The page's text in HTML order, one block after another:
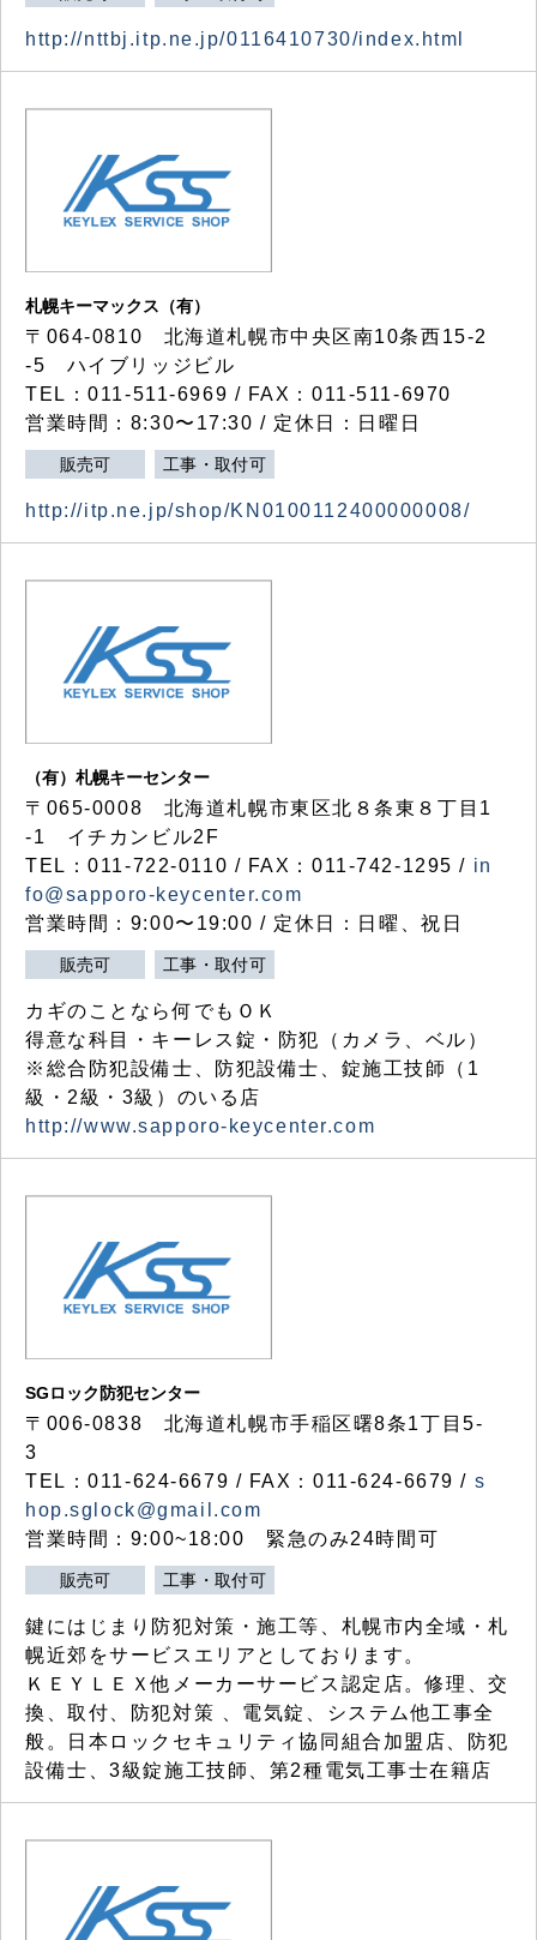
http://nttbj.itp.ne.jp/0116410730/index.html
札幌キーマックス（有）
〒064-0810 北海道札幌市中央区南10条西15-2
-5 ハイブリッジビル
TEL：011-511-6969 / FAX：011-511-6970
営業時間：8:30〜17:30 / 定休日：日曜日
販売可 工事・取付可
http://itp.ne.jp/shop/KN0100112400000008/
（有）札幌キーセンター
〒065-0008 北海道札幌市東区北８条東８丁目1
-1 イチカンビル2F
TEL：011-722-0110 / FAX：011-742-1295 / in
fo@sapporo-keycenter.com
営業時間：9:00〜19:00 / 定休日：日曜、祝日
販売可 工事・取付可
カギのことなら何でもＯＫ
得意な科目・キーレス錠・防犯（カメラ、ベル）
※総合防犯設備士、防犯設備士、錠施工技師（1
級・2級・3級）のいる店
http://www.sapporo-keycenter.com
SGロック防犯センター
〒006-0838 北海道札幌市手稲区曙8条1丁目5-
3
TEL：011-624-6679 / FAX：011-624-6679 / s
hop.sglock@gmail.com
営業時間：9:00~18:00 緊急のみ24時間可
販売可 工事・取付可
鍵にはじまり防犯対策・施工等、札幌市内全域・札
幌近郊をサービスエリアとしております。
ＫＥＹＬＥＸ他メーカーサービス認定店。修理、交
換、取付、防犯対策 、電気錠、システム他工事全
般。日本ロックセキュリティ協同組合加盟店、防犯
設備士、3級錠施工技師、第2種電気工事士在籍店